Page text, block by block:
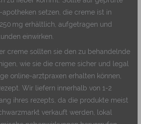
setzen, die creme ist in
mg erhältlich, aufgetragen und
einwirken.
creme sollten sie den zu behandelnde
wie sie die creme sicher und legal
online-arztpraxen erhalten können,
Wir liefern innerhalb von 1-2
ihres rezepts, da die produkte meist
verkauft werden, lokal